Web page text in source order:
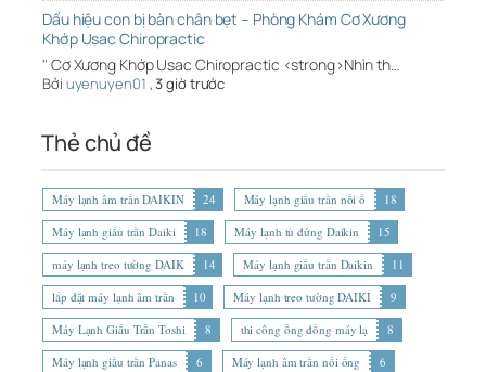
Dấu hiệu con bị bàn chân bẹt – Phòng Khám Cơ Xương
Khớp Usac Chiropractic
" Cơ Xương Khớp Usac Chiropractic <strong>Nhìn th…
Bởi uyenuyen01 ,3 giờ trước
Thẻ chủ đề
Máy lạnh âm trần DAIKIN 24 Máy lạnh giấu trần nối ố
18
Máy lạnh giấu trần Daiki
18 Máy lạnh tủ đứng Daikin
15
máy lạnh treo tường DAIK
14 Máy lạnh giấu trần Daikin
11
lắp đặt máy lạnh âm trần
10 Máy lạnh treo tường DAIKI
9
Máy Lạnh Giấu Trần Toshi
8 thi công ống đồng máy lạ
8
Máy lạnh giấu trần Panas
6 Máy lạnh âm trần nối ống
6